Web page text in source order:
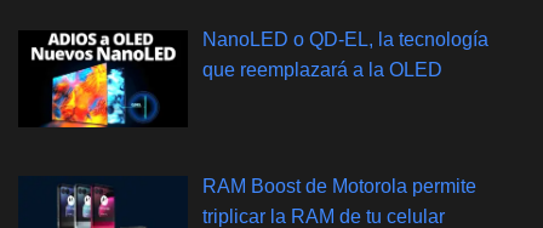
NanoLED o QD-EL, la tecnología
que reemplazará a la OLED
RAM Boost de Motorola permite
triplicar la RAM de tu celular